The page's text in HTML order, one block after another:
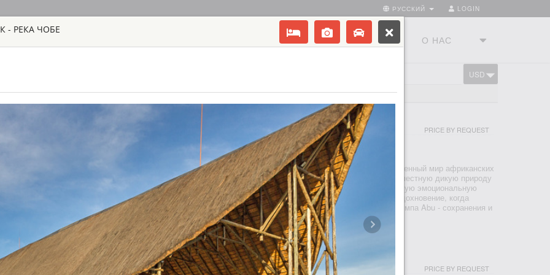
LOGIN
РУССКИЙ
СТРАНЫ ТУРСТУДИЯ О НАС
USD
БОТСВАНА
PRICE BY REQUEST
БОТСВАНА - ДЕЛЬТА ОКАВАНГО
Кемп Abu приглашает вас окунуться вас в величественный мир африканских
слонов. Станьте частью стада Абу и посмотрите на местную дикую природу
глазами этих умных гигантов. Вы сформируете крепкую эмоциональную
связь со слонами, а также обретете спокойствие и вдохновение, когда
узнаете больше о мерах достижения главной цели кемпа Abu - сохранения и
поддержания популяции слонов.
BAINES’ CAMP
PRICE BY REQUEST
- РЕКА ЧОБЕ